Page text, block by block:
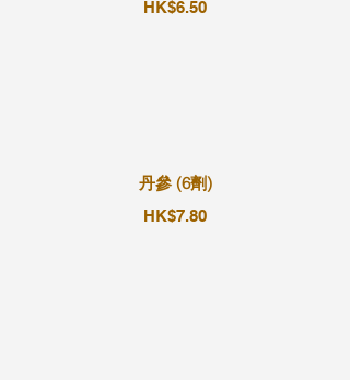
HK$6.50
丹參 (6劑)
HK$7.80